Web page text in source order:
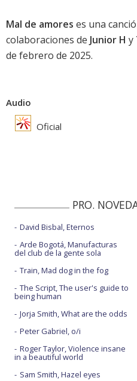
Mal de amores es una
colaboraciones de Junior H y
de febrero de 2025.
Audio
Oficial
PRO.
David Bisbal, Eternos
Arde Bogotá, Manufacturas
del club de la gente sola
Train, Mad dog in the fog
The Script, The user's guide to
being human
Jorja Smith, What are the odds
Peter Gabriel, o/i
Roger Taylor, Violence insane
in a beautiful world
Sam Smith, Hazel eyes